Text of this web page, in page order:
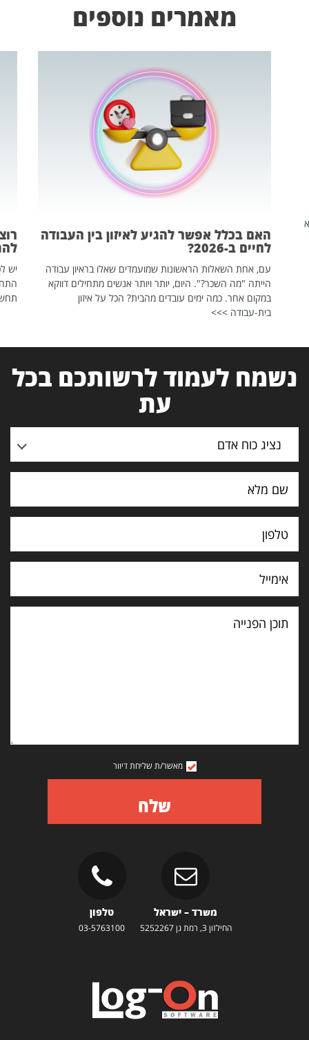
מאמרים נוספים
האם בכלל אפשר להגיע לאיזון בין העבודה
לחיים ב-2026?
עם, אחת השאלות הראשונות שמועמדים שאלו בראיון עבודה
הייתה "מה השכר?". היום, יותר ויותר אנשים מתחילים דווקא
במקום אחר. כמה ימים עובדים מהבית? הכל על איזון
בית-עבודה >>>
יש
נשמח לעמוד לרשותכם בכל
עת
נציג כוח אדם
תוכן
הפנייה
מאשר/ת שליחת דיוור
שלח
משרד – ישראל
החילזון 3, רמת גן 5252267
טלפון
03-5763100